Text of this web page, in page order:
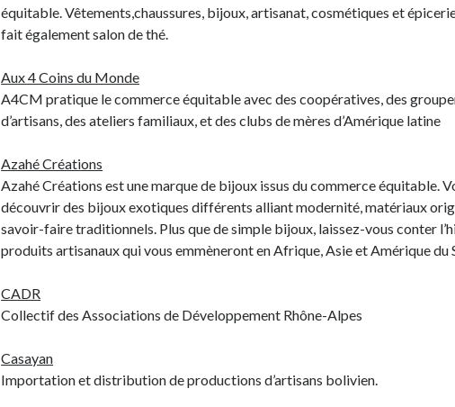
équitable. Vêtements,chaussures, bijoux, artisanat, cosmétiques et
fait également salon de thé.
Aux 4 Coins du Monde
A4CM pratique le commerce équitable avec des coopératives, des
d’artisans, des ateliers familiaux, et des clubs de mères d’Amérique latine
Azahé Créations
Azahé Créations est une marque de bijoux issus du commerce équitable.
découvrir des bijoux exotiques différents alliant modernité, matériaux
savoir-faire traditionnels. Plus que de simple bijoux, laissez-vous conter
produits artisanaux qui vous emmèneront en Afrique, Asie et Amérique du
CADR
Collectif des Associations de Développement Rhône-Alpes
Casayan
Importation et distribution de productions d’artisans bolivien.